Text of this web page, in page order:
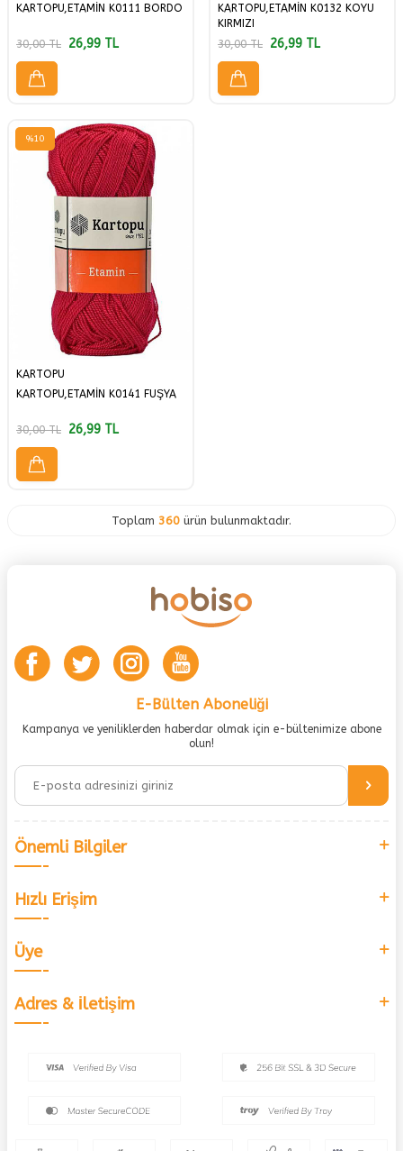
KARTOPU,ETAMİN K0111 BORDO
30,00TL 26,99 TL
KARTOPU,ETAMİN K0132 KOYU
KIRMIZI
30,00TL 26,99 TL
%10
KARTOPU
KARTOPU,ETAMİN K0141 FUŞYA
30,00TL 26,99 TL
Toplam 360 ürün bulunmaktadır.
E-Bülten Aboneliği
Kampanya ve yeniliklerden haberdar olmak için e-bültenimize abone
olun!
Önemli Bilgiler
Hızlı Erişim
Üye
Adres & İletişim